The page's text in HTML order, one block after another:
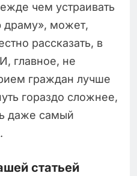
чем устраивать
драму», может,
рассказать, в
главное, не
граждан лучше
гораздо сложнее,
даже самый
статьей